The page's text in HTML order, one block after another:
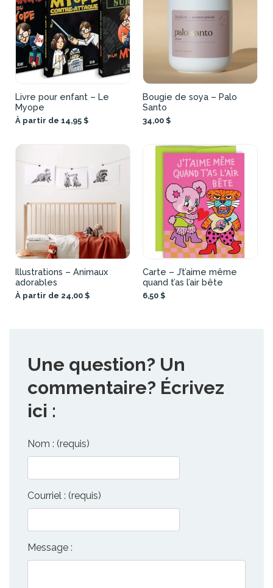
Livre pour enfant – Le
Myope
À partir de 14,95 $
Bougie de soya – Palo
Santo
34,00 $
Illustrations – Animaux
adorables
À partir de 24,00 $
Carte – J’t’aime même
quand t’as l’air bête
6,50 $
Une question? Un
commentaire? Écrivez
ici :
Nom : (requis)
Courriel : (requis)
Message :